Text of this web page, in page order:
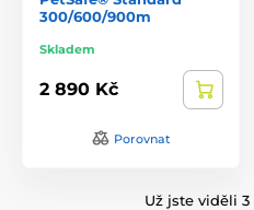
300/600/900m
Skladem
2 890 Kč
Porovnat
Už jste viděli